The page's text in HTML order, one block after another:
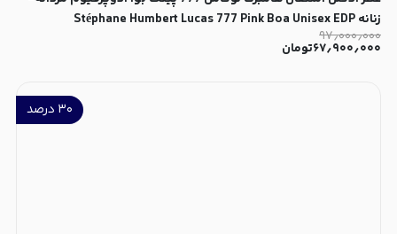
زنانه Stéphane Humbert Lucas 777 Pink Boa Unisex EDP
۹۷٫۰۰۰٫۰۰۰
۶۷٫۹۰۰٫۰۰۰تومان
۳۰ درصد